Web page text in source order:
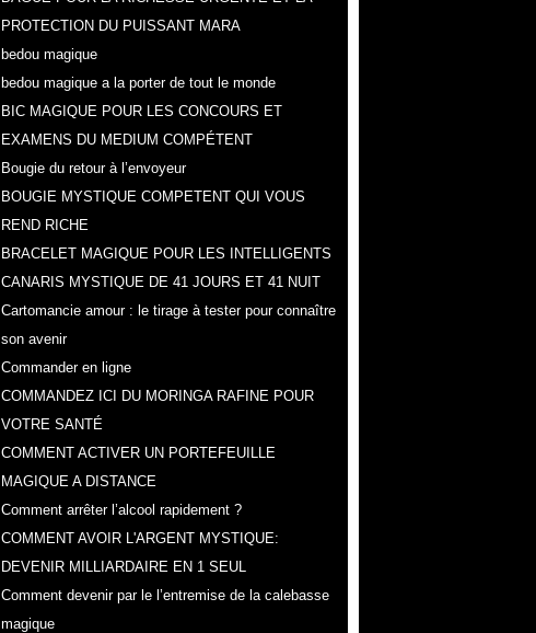
PROTECTION DU PUISSANT MARA
bedou magique
bedou magique a la porter de tout le monde
BIC MAGIQUE POUR LES CONCOURS ET
EXAMENS DU MEDIUM COMPÉTENT
Bougie du retour à l’envoyeur
BOUGIE MYSTIQUE COMPETENT QUI VOUS
REND RICHE
BRACELET MAGIQUE POUR LES INTELLIGENTS
CANARIS MYSTIQUE DE 41 JOURS ET 41 NUIT
Cartomancie amour : le tirage à tester pour connaître
son avenir
Commander en ligne
COMMANDEZ ICI DU MORINGA RAFINE POUR
VOTRE SANTÉ
COMMENT ACTIVER UN PORTEFEUILLE
MAGIQUE A DISTANCE
Comment arrêter l’alcool rapidement ?
COMMENT AVOIR L'ARGENT MYSTIQUE:
DEVENIR MILLIARDAIRE EN 1 SEUL
Comment devenir par le l’entremise de la calebasse
magique